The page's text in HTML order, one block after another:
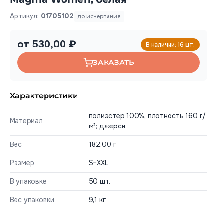
Артикул: 01705102 до исчерпания
от 530,00 ₽ В наличии: 16 шт.
ЗАКАЗАТЬ
Характеристики
Материал
полиэстер 100%, плотность 160 г/
м²; джерси
Вес 182.00 г
Размер S–XXL
В упаковке 50 шт.
Вес упаковки 9,1 кг